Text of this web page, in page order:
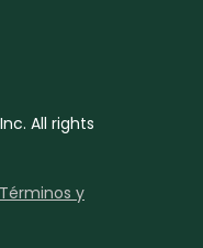
All rights
Términos y